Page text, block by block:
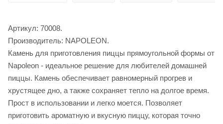
Артикул: 70008.
Производитель: NAPOLEON.
Камень для приготовления пиццы прямоугольной формы от
Napoleon - идеальное решение для любителей домашней
пиццы. Камень обеспечивает равномерный прогрев и
хрустящее дно, а также сохраняет тепло на долгое время.
Прост в использовании и легко моется. Позволяет
приготовить ароматную и вкусную пиццу, которая точно